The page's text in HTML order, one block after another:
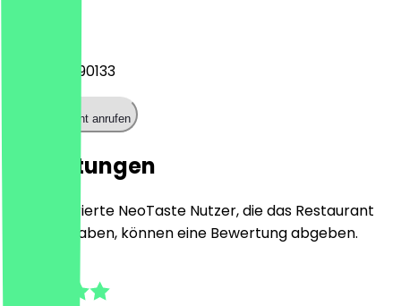
+493060690133
Restaurant anrufen
Bewertungen
Nur registrierte NeoTaste Nutzer, die das Restaurant
besucht haben, können eine Bewertung abgeben.